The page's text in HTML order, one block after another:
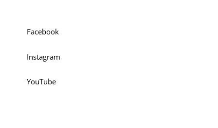
Facebook
Instagram
YouTube